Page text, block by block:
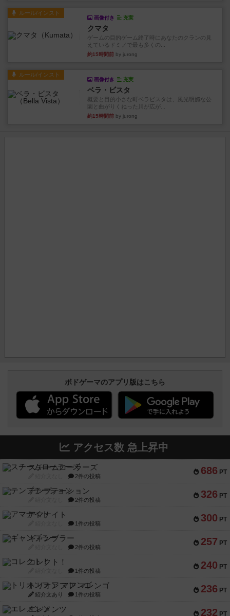
ルール/インスト
画像付き 充実
クマタ
ゲームの目的ゲーム終了時にあなたのクランの見
えているドミノで最も多くの...
約15時間前 by jurong
ルール/インスト
画像付き 充実
ベラ・ビスタ
概要と目的小さな町ベラビスタは、風光明媚な公
園と曲がりくねった川が広が...
約15時間前 by jurong
ボドゲーマのアプリ版はこちら
アクセス数 急上昇中
686 PT
スチームローラーズ
2件の投稿
326 PT
テンプテーション
2件の投稿
300 PT
アマナイト
1件の投稿
257 PT
ギャンブラー
2件の投稿
240 PT
コレクト！
1件の投稿
236 PT
トリオンフ ア マレンゴ
紹介文あり 1件の投稿
232 PT
エレメンツ